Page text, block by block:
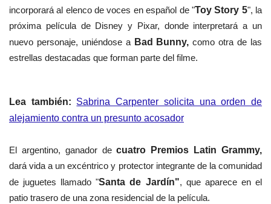
incorporará al elenco de voces en español de "Toy Story 5", la
próxima película de Disney y Pixar, donde interpretará a un
nuevo personaje, uniéndose a Bad Bunny, como otra de las
estrellas destacadas que forman parte del filme.
Lea también: Sabrina Carpenter solicita una orden de
alejamiento contra un presunto acosador
El argentino, ganador decuatro Premios Latin Grammy,
dará vida a un excéntrico y protector integrante de la comunidad
de juguetes llamado "Santa de Jardín", que aparece en el
patio trasero de una zona residencial de la película.